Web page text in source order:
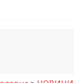
монастиря (Фото)